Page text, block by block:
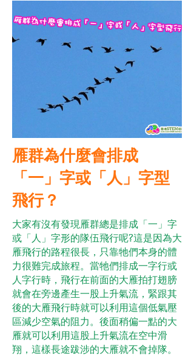
雁群為什麼會排成
「一」字或「人」字型
飛行？
大家有沒有發現雁群總是排成「一」字
或「人」字形的隊伍飛行呢?這是因為大
雁飛行的路程很長，只靠牠們本身的體
力很難完成旅程。當牠們排成一字行或
人字行時，飛行在前面的大雁拍打翅膀
就會在旁邊產生一股上升氣流，緊跟其
後的大雁飛行時就可以利用這個低氣壓
區減少空氣的阻力。後面稍偏一點的大
雁就可以利用這股上升氣流在空中滑
翔，這樣長途跋涉的大雁就不會掉隊。